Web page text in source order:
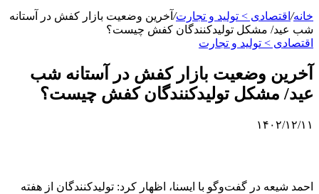
خانه/ اقتصادی > تولید و تجارت/ آخرین وضعیت بازار کفش در آستانه
شب عید/ مشکل تولیدکنندگان کفش چیست؟
اقتصادی > تولید و تجارت
آخرین وضعیت بازار کفش در آستانه شب
عید/ مشکل تولیدکنندگان کفش چیست؟
۱۴۰۲/۱۲/۱۱
احمد شیعه در گفت‌وگو با ایسنا، اظهار کرد: تولیدکنندگان از هفته